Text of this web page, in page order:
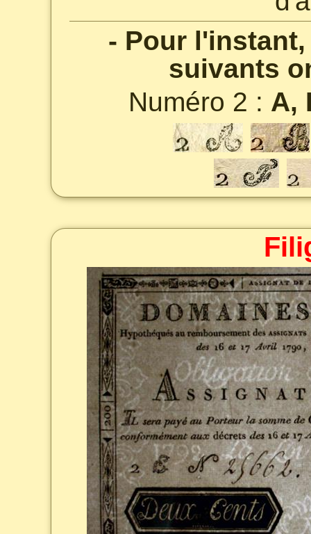
- Pour
suivants
Numéro 2 : A,